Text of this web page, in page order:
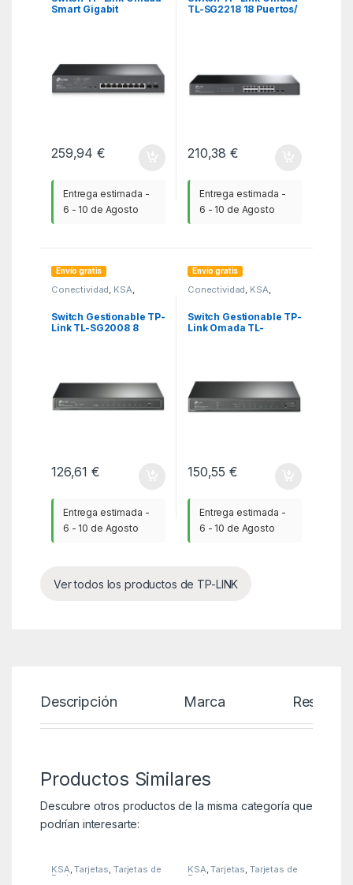
Smart Gigabit
259,94€
Entrega estimada -
6 - 10 de Agosto
TL-SG2218 18 Puertos/
210,38€
Entrega estimada -
6 - 10 de Agosto
Envío gratis
Conectividad, KSA,
Switch Gestionable TP-
Link TL-SG2008 8
126,61€
Entrega estimada -
6 - 10 de Agosto
Envío gratis
Conectividad, KSA,
Switch Gestionable TP-
Link Omada TL-
150,55€
Entrega estimada -
6 - 10 de Agosto
Ver todos los productos de TP-LINK
Descripción Marca Reseñas
Productos Similares
Descubre otros productos de la misma categoría que
podrían interesarte:
KSA,Tarjetas, Tarjetas de
Red
KSA,Tarjetas, Tarjetas de
Red